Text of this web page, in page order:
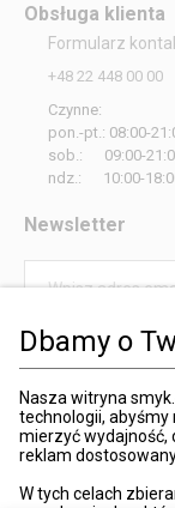
Dbamy o
Nasza witryna
technologii, abyśmy
mierzyć wydajność,
reklam
W tych celach
Obsługa klienta
Formularz
+48 22 448 00 00
Czynne:
pon.-pt.: 08:00-
sob.: 09:00-
ndz.: 10:00-
Newsletter
Wpisz adres
Wyrażam
przez SMYK sp. z
elektronicznej (e-
W każdej chwili
więcej